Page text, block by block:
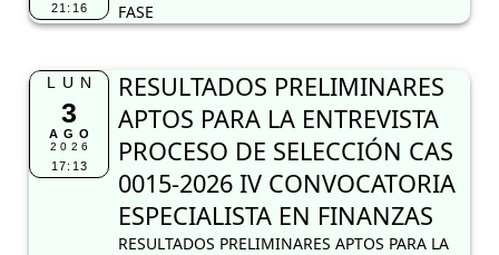
21:16
FASE
LUN
3
AGO
2026
17:13
RESULTADOS PRELIMINARES
APTOS PARA LA ENTREVISTA
PROCESO DE SELECCIÓN CAS
0015-2026 IV CONVOCATORIA
ESPECIALISTA EN FINANZAS
RESULTADOS PRELIMINARES APTOS PARA LA